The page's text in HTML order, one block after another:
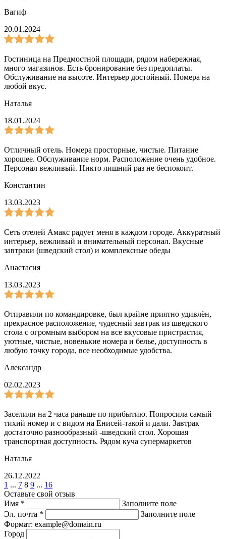
Вагиф
20.01.2024
Гостиница на Предмостной площади, рядом набережная,
много магазинов. Есть бронирование без предоплаты.
Обслуживание на высоте. Интерьер достойный. Номера на
любой вкус.
Наталья
18.01.2024
Отличный отель. Номера просторные, чистые. Питание
хорошее. Обслуживание норм. Расположение очень удобное.
Персонал вежливый. Никто лишний раз не беспокоит.
Константин
13.03.2023
Сеть отелей Амакс радует меня в каждом городе. Аккуратный
интерьер, вежливый и внимательный персонал. Вкусные
завтраки (шведский стол) и комплексные обеды
Анастасия
13.03.2023
Отправили по командировке, был крайне приятно удивлён,
прекрасное расположение, чудесный завтрак из шведского
стола с огромным выбором на все вкусовые пристрастия,
уютные, чистые, новенькие номера и белье, доступность в
любую точку города, все необходимые удобства.
Александр
02.02.2023
Заселили на 2 часа раньше по прибытию. Попросила самый
тихий номер и с видом на Енисей-такой и дали. Завтрак
достаточно разнообразный -шведский стол. Хорошая
транспортная доступность. Рядом куча супермаркетов
Наталья
26.12.2022
1 ... 7 8 9 ... 16
Оставьте свой отзыв
Имя *
Заполните поле
Эл. почта *
Заполните поле
Формат: example@domain.ru
Город